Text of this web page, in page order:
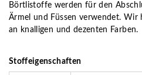
Börtlistoffe werden für den
Ärmel und Füssen verwendet. Wir
an knalligen und dezenten Farben.
Stoffeigenschaften